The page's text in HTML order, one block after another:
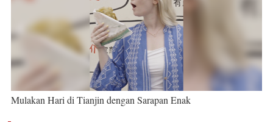
Mulakan Hari di Tianjin dengan Sarapan Enak